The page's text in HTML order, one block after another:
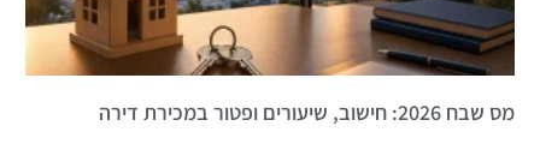
מס שבח 2026: חישוב, שיעורים ופטור במכירת דירה